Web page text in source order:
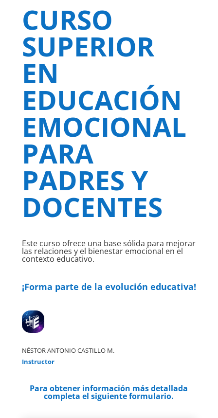
CURSO
SUPERIOR
EN
EDUCACIÓN
EMOCIONAL
PARA
PADRES Y
DOCENTES
Este curso ofrece una base sólida para mejorar
las relaciones y el bienestar emocional en el
contexto educativo.
¡Forma parte de la evolución educativa!
NÉSTOR ANTONIO CASTILLO M.
Instructor
Para obtener información más detallada
completa el siguiente formulario.